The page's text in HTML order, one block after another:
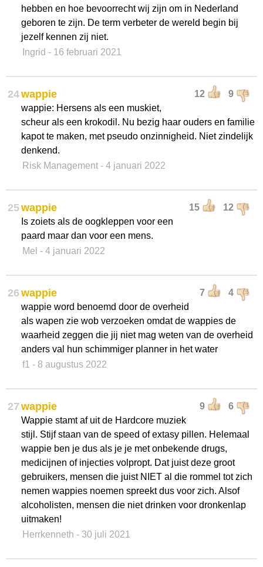
hebben en hoe bevoorrecht wij zijn om in Nederland
geboren te zijn. De term verbeter de wereld begin bij
jezelf kennen zij niet.
Ingrid - 16 februari 2021
24 12 9
wappie
wappie: Hersens als een muskiet,
scheur als een krokodil. Nu bezig haar ouders en familie
kapot te maken, met pseudo onzinnigheid. Niet zindelijk
denkend.
Risk Management - 4 januari 2022
25 15 12
wappie
Is zoiets als de oogkleppen voor een
paard maar dan voor een mens.
Mel - 4 januari 2022
26 7 4
wappie
wappie word benoemd door de overheid
als wapen zie wob verzoeken omdat de wappies de
waarheid zeggen die jij niet mag weten van de overheid
anders val hun schimmiger planner in het water
f1 - 8 augustus 2022
27 9 6
wappie
Wappie stamt af uit de Hardcore muziek
stijl. Stijf staan van de speed of extasy pillen. Helemaal
wappie ben je dus als je je met onbekende drugs,
medicijnen of injecties volpropt. Dat juist deze groot
gebruikers, mensen die juist NIET al die rommel tot zich
nemen wappies noemen spreekt dus voor zich. Alsof
alcoholisten, mensen die niet drinken voor dronkenlap
uitmaken!
Herrkenneth - 30 juli 2021